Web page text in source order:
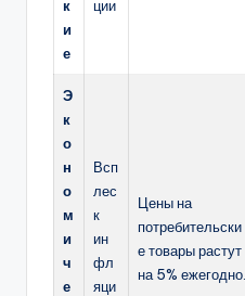
к
и
е
ции
Э
к
о
н
о
м
и
ч
е
Всп
лес
к
ин
фл
яци
Цены на
потребительски
е товары растут
на 5% ежегодно.